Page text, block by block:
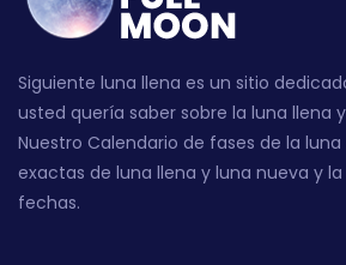
Siguiente luna llena es un sitio
usted quería saber sobre la luna llena
Nuestro Calendario de fases de la
exactas de luna llena y luna nueva y
fechas.